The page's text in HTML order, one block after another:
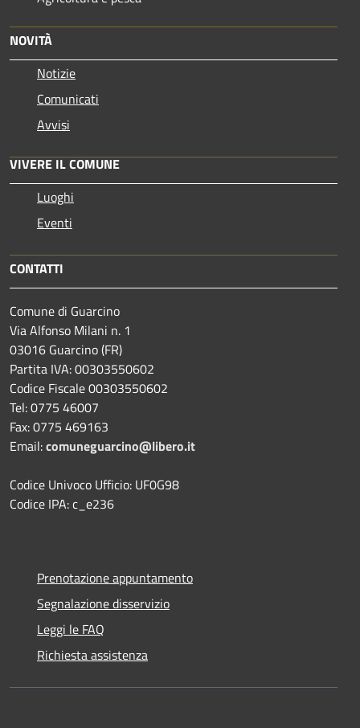
NOVITÀ
Notizie
Comunicati
Avvisi
VIVERE IL COMUNE
Luoghi
Eventi
CONTATTI
Comune di Guarcino
Via Alfonso Milani n. 1
03016 Guarcino (FR)
Partita IVA: 00303550602
Codice Fiscale 00303550602
Tel: 0775 46007
Fax: 0775 469163
Email:comuneguarcino@libero.it
Codice Univoco Ufficio: UF0G98
Codice IPA: c_e236
Prenotazione appuntamento
Segnalazione disservizio
Leggi le FAQ
Richiesta assistenza